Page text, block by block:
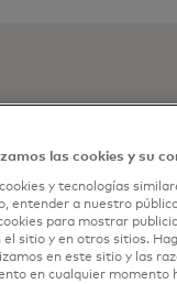
trae hoy a sus
y privada de
su tarjeta de
—y emplear el
para las
de crédito
Dominicano.
las cookies y su
y tecnologías
entender a nuestro
para mostrar
el sitio y en otros sitios.
en este sitio y las
en cualquier momento